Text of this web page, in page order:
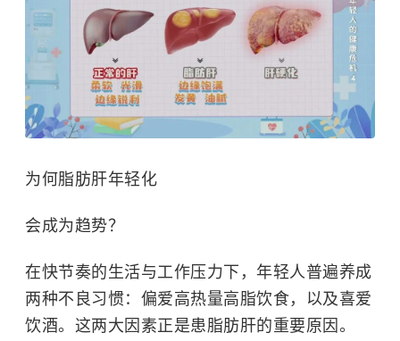
为何脂肪肝年轻化
会成为趋势？
在快节奏的生活与工作压力下，年轻人普遍养成
两种不良习惯：偏爱高热量高脂饮食，以及喜爱
饮酒。这两大因素正是患脂肪肝的重要原因。